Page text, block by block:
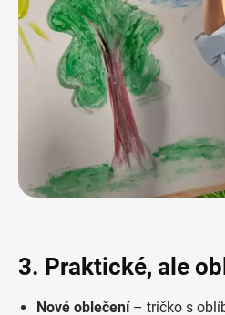
3. Praktické, ale
Nové oblečení– tričko s